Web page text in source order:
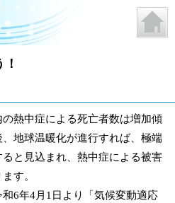
熱中症による死亡者数は増加傾
地球温暖化が進行すれば、極端
と見込まれ、熱中症による被害
す。
6年4月1日より「気候変動適応